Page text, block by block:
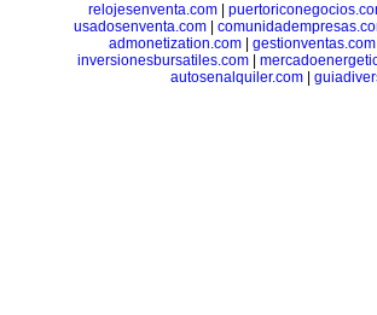
relojesenventa.com|
usadosenventa.com|
admonetization.com| gestionventas.com
inversionesbursatiles.com|
autosenalquiler.com|